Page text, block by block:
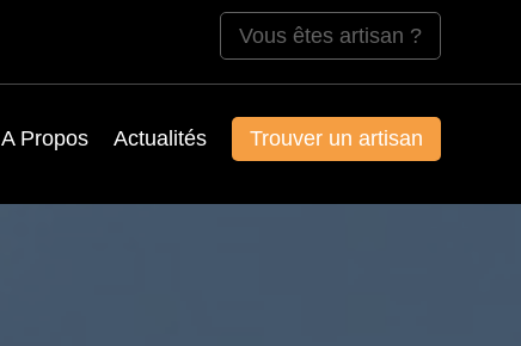
Vous êtes artisan ?
A Propos Actualités Trouver un artisan